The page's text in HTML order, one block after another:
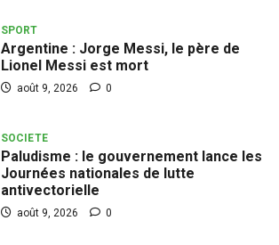
SPORT
Argentine : Jorge Messi, le père de
Lionel Messi est mort
août 9, 2026 0
SOCIETE
Paludisme : le gouvernement lance les
Journées nationales de lutte
antivectorielle
août 9, 2026 0